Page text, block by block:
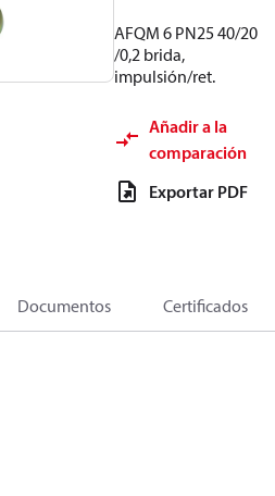
AFQM 6 PN25 40/20
/0,2 brida,
impulsión/ret.
Añadir a la
comparación
Exportar PDF
Documentos Certificados